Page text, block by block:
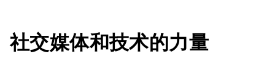
社交媒体和技术的力量